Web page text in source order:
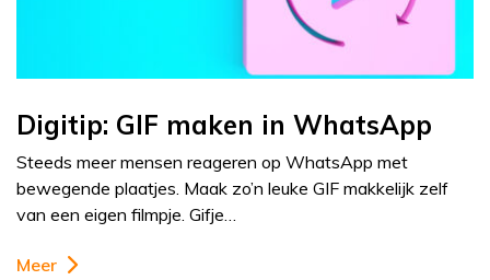
Digitip: GIF maken in WhatsApp
Steeds meer mensen reageren op WhatsApp met
bewegende plaatjes. Maak zo’n leuke GIF makkelijk zelf
van een eigen filmpje. Gifje…
Meer